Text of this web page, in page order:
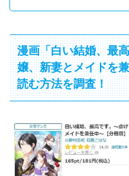
漫画「白い結婚、最
嬢、新妻とメイドを
読む方法を調査！